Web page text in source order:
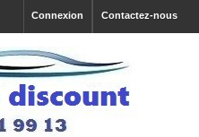
Contactez-nous
Connexion